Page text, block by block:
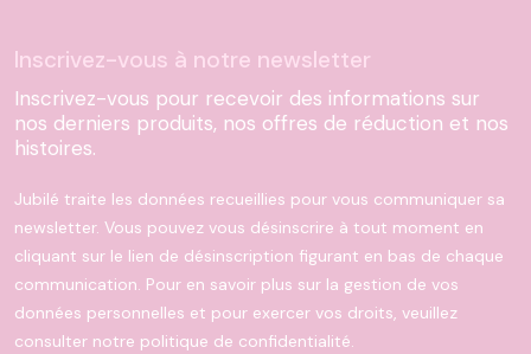
Inscrivez-vous à notre newsletter
Inscrivez-vous pour recevoir des informations sur
nos derniers produits, nos offres de réduction et nos
histoires.
Jubilé traite les données recueillies pour vous communiquer sa
newsletter. Vous pouvez vous désinscrire à tout moment en
cliquant sur le lien de désinscription figurant en bas de chaque
communication. Pour en savoir plus sur la gestion de vos
données personnelles et pour exercer vos droits, veuillez
consulter notre politique de confidentialité.